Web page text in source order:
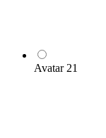
Avatar 21